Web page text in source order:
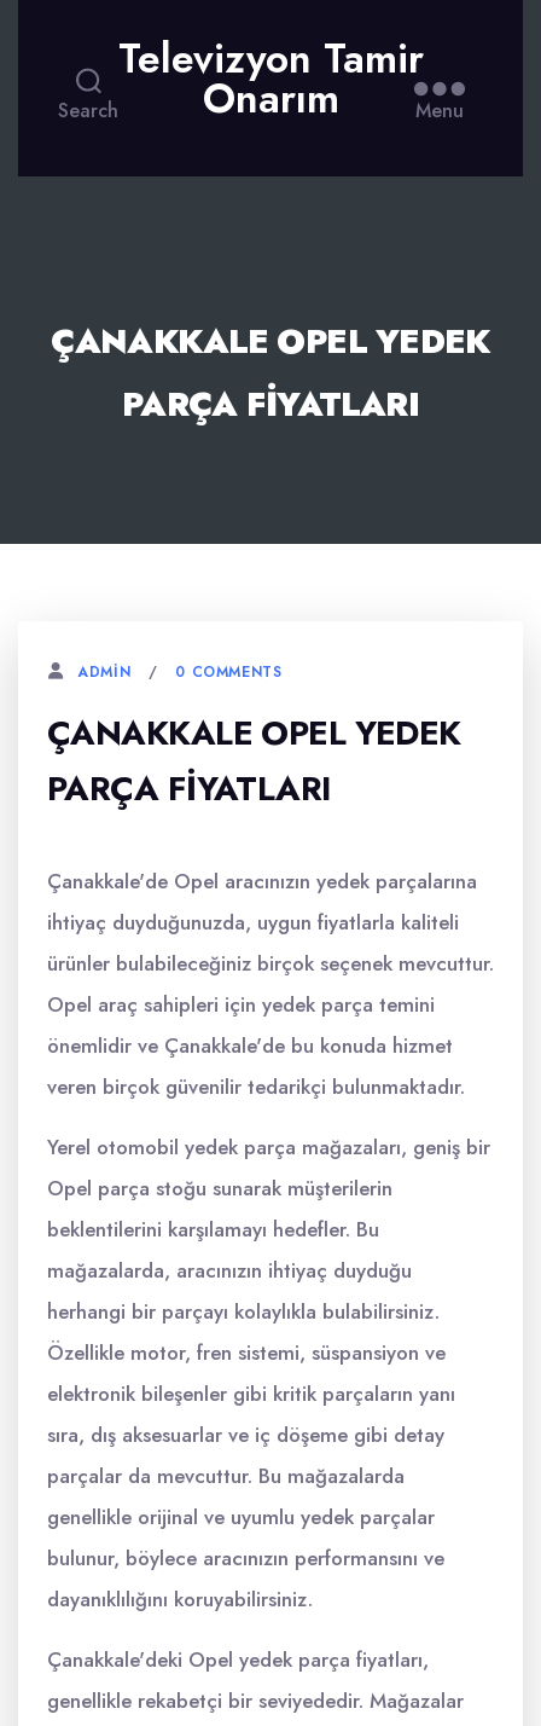
Search
Televizyon Tamir
Onarım Menu
ÇANAKKALE OPEL YEDEK
PARÇA FIYATLARI
ADMIN 0 COMMENTS
ÇANAKKALE OPEL YEDEK
PARÇA FIYATLARI
Çanakkale'de Opel aracınızın yedek parçalarına
ihtiyaç duyduğunuzda, uygun fiyatlarla kaliteli
ürünler bulabileceğiniz birçok seçenek mevcuttur.
Opel araç sahipleri için yedek parça temini
önemlidir ve Çanakkale'de bu konuda hizmet
veren birçok güvenilir tedarikçi bulunmaktadır.
Yerel otomobil yedek parça mağazaları, geniş bir
Opel parça stoğu sunarak müşterilerin
beklentilerini karşılamayı hedefler. Bu
mağazalarda, aracınızın ihtiyaç duyduğu
herhangi bir parçayı kolaylıkla bulabilirsiniz.
Özellikle motor, fren sistemi, süspansiyon ve
elektronik bileşenler gibi kritik parçaların yanı
sıra, dış aksesuarlar ve iç döşeme gibi detay
parçalar da mevcuttur. Bu mağazalarda
genellikle orijinal ve uyumlu yedek parçalar
bulunur, böylece aracınızın performansını ve
dayanıklılığını koruyabilirsiniz.
Çanakkale'deki Opel yedek parça fiyatları,
genellikle rekabetçi bir seviyededir. Mağazalar